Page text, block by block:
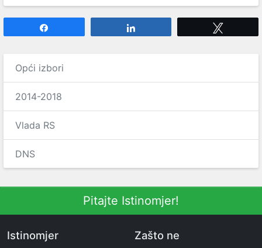
Opći izbori
2014-2018
Vlada RS
DNS
Pitajte Istinomjer!
Istinomjer Zašto ne